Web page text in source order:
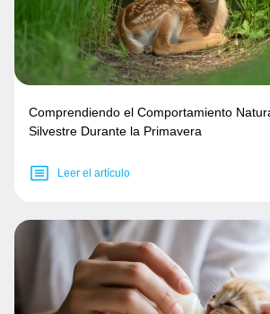
Comprendiendo el Comportamiento
Silvestre Durante la Primavera
Leer el artículo